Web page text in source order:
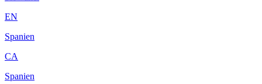
EN
Spanien
CA
Spanien